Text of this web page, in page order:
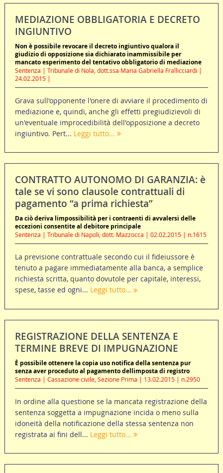
MEDIAZIONE OBBLIGATORIA E DECRETO
INGIUNTIVO
Non è possibile revocare il decreto ingiuntivo qualora il
giudizio di opposizione sia dichiarato inammissibile per
mancato esperimento del tentativo obbligatorio di mediazione
Sentenza | Tribunale di Nola, dott.ssa Maria Gabriella Frallicciardi |
24.02.2015 |
Grava sull'opponente l'onere di avviare il procedimento di
mediazione e, quindi, anche gli effetti pregiudizievoli di
un'eventuale improcedibilità dell'opposizione a decreto
ingiuntivo. Pert... Leggi tutto...
CONTRATTO AUTONOMO DI GARANZIA: è
tale se vi sono clausole contrattuali di
pagamento “a prima richiesta”
Da ciò deriva limpossibilità per i contraenti di avvalersi delle
eccezioni consentite al debitore principale
Sentenza | Tribunale di Napoli, dott. Mazzocca | 02.02.2015 | n.1615
La previsione contrattuale secondo cui il fideiussore è
tenuto a pagare immediatamente alla banca, a semplice
richiesta scritta, quanto dovutole per capitale, interessi,
spese, tasse ed ogni... Leggi tutto...
REGISTRAZIONE DELLA SENTENZA E
TERMINE BREVE DI IMPUGNAZIONE
È possibile ottenere la copia uso notifica della sentenza pur
senza aver proceduto al pagamento dellimposta di registro
Sentenza | Cassazione civile, Sezione Prima | 13.02.2015 | n.2950
In ordine alla questione se la mancata registrazione della
sentenza soggetta a impugnazione incida o meno sulla
idoneità della notificazione della stessa sentenza non
registrata ai fini dell... Leggi tutto...